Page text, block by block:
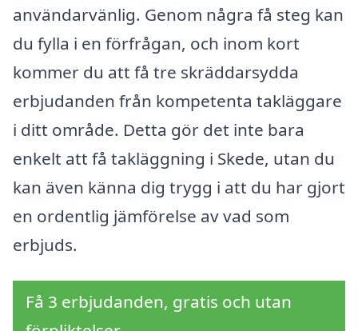
användarvänlig. Genom några få steg kan
du fylla i en förfrågan, och inom kort
kommer du att få tre skräddarsydda
erbjudanden från kompetenta takläggare
i ditt område. Detta gör det inte bara
enkelt att få takläggning i Skede, utan du
kan även känna dig trygg i att du har gjort
en ordentlig jämförelse av vad som
erbjuds.
Få 3 erbjudanden, gratis och utan